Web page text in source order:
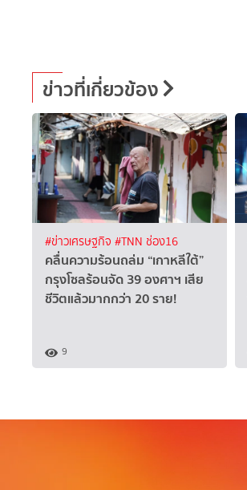
ข่าวที่เกี่ยวข้อง
#ข่าวเศรษฐกิจ #TNN ช่อง16
คลื่นความร้อนถล่ม “เกาหลีใต้”
กรุงโซลร้อนจัด 39 องศาฯ เสีย
ชีวิตแล้วมากกว่า 20 ราย!
9